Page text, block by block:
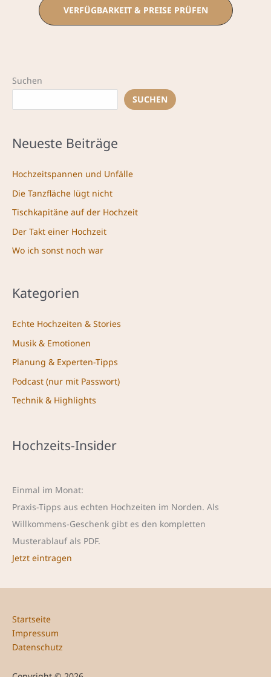
VERFÜGBARKEIT & PREISE PRÜFEN
Suchen
SUCHEN
Neueste Beiträge
Hochzeitspannen und Unfälle
Die Tanzfläche lügt nicht
Tischkapitäne auf der Hochzeit
Der Takt einer Hochzeit
Wo ich sonst noch war
Kategorien
Echte Hochzeiten & Stories
Musik & Emotionen
Planung & Experten-Tipps
Podcast (nur mit Passwort)
Technik & Highlights
Hochzeits-Insider
Einmal im Monat:
Praxis-Tipps aus echten Hochzeiten im Norden. Als
Willkommens-Geschenk gibt es den kompletten
Musterablauf als PDF.
Jetzt eintragen
Startseite
Impressum
Datenschutz